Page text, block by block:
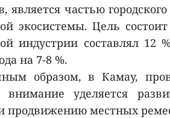
является частью
экосистемы. Цель
индустрии составлял 12
на 7-8 %.
образом, в Камау,
внимание уделяется
продвижению местных